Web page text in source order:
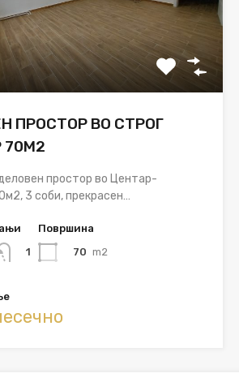
ПРОСТОР ВО СТРОГ
70М2
простор во Центар-
3 соби, прекрасен…
1
Површина
70 m2